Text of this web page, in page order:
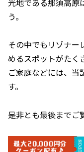
う。
その中でもリゾナー
めるスポットがたく
ご家庭などには、当
す。
是非とも最後までご